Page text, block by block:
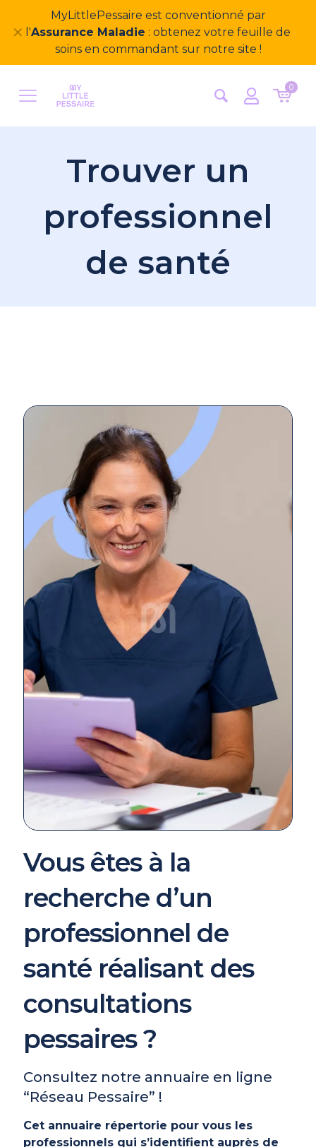
MyLittlePessaire est conventionné par
l'Assurance Maladie : obtenez votre feuille de
soins en commandant sur notre site !
✕
0
Trouver un
professionnel
de santé
Vous êtes à la
recherche d’un
professionnel de
santé réalisant des
consultations
pessaires ?
Consultez notre annuaire en ligne
“Réseau Pessaire” !
Cet annuaire répertorie pour vous les
professionnels qui s’identifient auprès de